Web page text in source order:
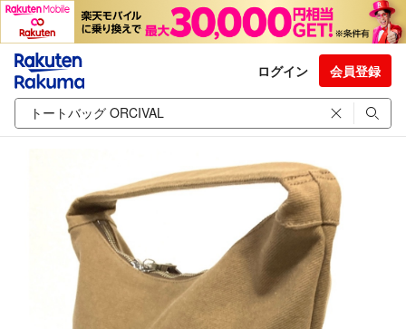
ログイン 会員登録